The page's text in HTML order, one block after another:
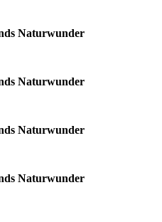
Naturwunder
Naturwunder
Naturwunder
Naturwunder